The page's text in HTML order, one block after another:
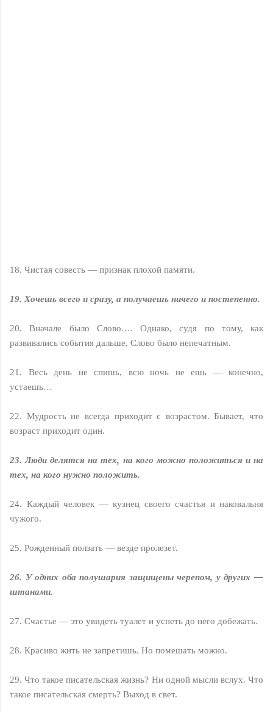
18. Чистая совесть — признак плохой памяти.
19. Хочешь всего и сразу, а получаешь ничего и постепенно.
20. Вначале было Слово…. Однако, судя по тому, как
развивались события дальше, Слово было непечатным.
21. Весь день не спишь, всю ночь не ешь — конечно,
устаешь…
22. Мудрость не всегда приходит с возрастом. Бывает, что
возраст приходит один.
23. Люди делятся на тех, на кого можно положиться и на
тех, на кого нужно положить.
24. Каждый человек — кузнец своего счастья и наковальня
чужого.
25. Рожденный ползать — везде пролезет.
26. У одних оба полушария защищены черепом, у других —
штанами.
27. Счастье — это увидеть туалет и успеть до него добежать.
28. Красиво жить не запретишь. Но помешать можно.
29. Что такое писательская жизнь? Ни одной мысли вслух. Что
такое писательская смерть? Выход в свет.